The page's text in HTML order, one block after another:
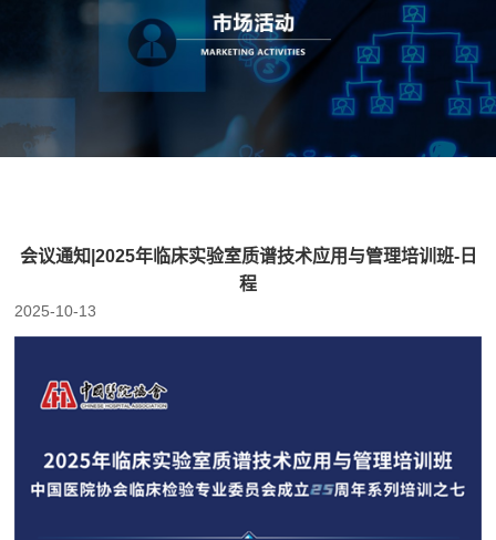
会议通知|2025年临床实验室质谱技术应用与管理培训班-日
程
2025-10-13